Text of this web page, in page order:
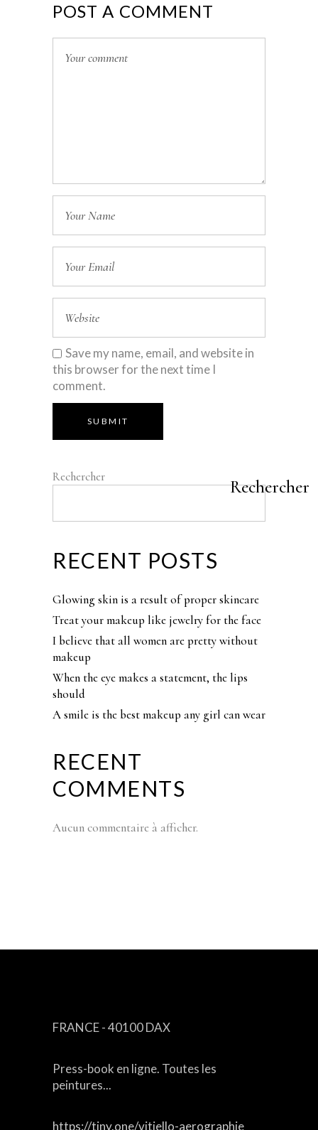
POST A COMMENT
Save my name, email, and website in
this browser for the next time I
comment.
SUBMIT
Rechercher Rechercher
RECENT POSTS
Glowing skin is a result of proper skincare
Treat your makeup like jewelry for the face
I believe that all women are pretty without
makeup
When the eye makes a statement, the lips
should
A smile is the best makeup any girl can wear
RECENT
COMMENTS
Aucun commentaire à afficher.
FRANCE - 40100 DAX
Press-book en ligne. Toutes les
peintures...
https://tiny.one/vitiello-aerographie